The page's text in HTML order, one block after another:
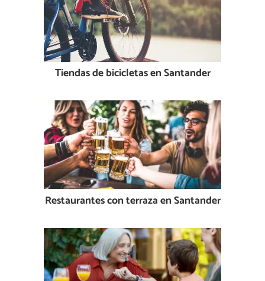
Tiendas de bicicletas en Santander
Restaurantes con terraza en Santander